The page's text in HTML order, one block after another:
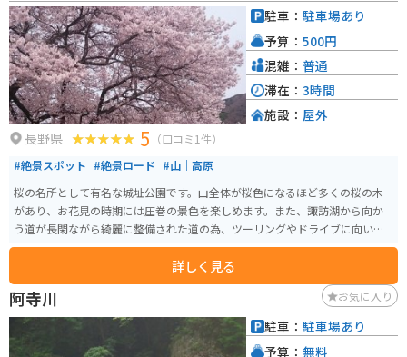
は、10分あればゆっくり歩いて写真を撮っても足ります。夏に訪れる人が多
いですが、春の若葉、秋の紅葉、冬の雪に色づく渓谷も魅力的です。
長野県 5 （口コミ1件）
#絶景スポット #絶景ロード #山｜高原
桜の名所として有名な城址公園です。山全体が桜色になるほど多くの桜の木
があり、お花見の時期には圧巻の景色を楽しめます。また、諏訪湖から向か
う道が長閑ながら綺麗に整備された道の為、ツーリングやドライブに向いて
います。
詳しく見る
駐車： 駐車場あり
予算： 500円
混雑： 普通
滞在： 3時間
施設： 屋外
阿寺川 お気に入り
駐車： 駐車場あり
予算： 無料